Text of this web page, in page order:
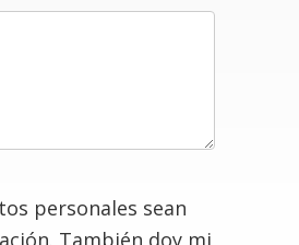
personales sean
También doy mi